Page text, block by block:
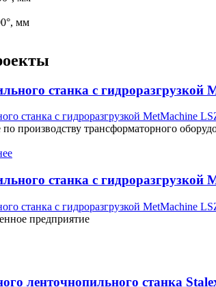
мм
станка c гидроразгрузкой
производству трансформаторного
станка c гидроразгрузкой
предприятие
ленточнопильного станка